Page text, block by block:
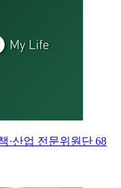
·산업 전문위원단 68